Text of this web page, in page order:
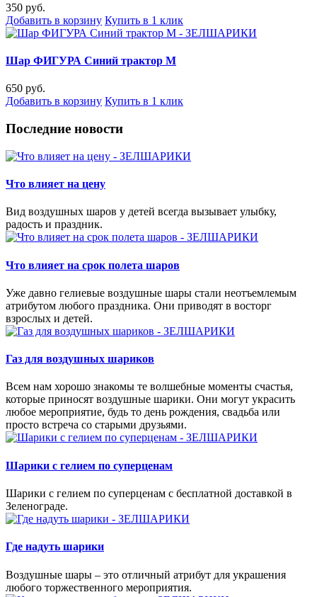
350 руб.
Добавить в корзину Купить в 1 клик
Шар ФИГУРА Синий трактор М
650 руб.
Добавить в корзину Купить в 1 клик
Последние новости
Что влияет на цену
Вид воздушных шаров у детей всегда вызывает улыбку,
радость и праздник.
Что влияет на срок полета шаров
Уже давно гелиевые воздушные шары стали неотъемлемым
атрибутом любого праздника. Они приводят в восторг
взрослых и детей.
Газ для воздушных шариков
Всем нам хорошо знакомы те волшебные моменты счастья,
которые приносят воздушные шарики. Они могут украсить
любое мероприятие, будь то день рождения, свадьба или
просто встреча со старыми друзьями.
Шарики с гелием по суперценам
Шарики с гелием по суперценам с бесплатной доставкой в
Зеленограде.
Где надуть шарики
Воздушные шары – это отличный атрибут для украшения
любого торжественного мероприятия.